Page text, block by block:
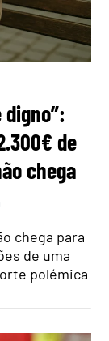
de
chega
chega para
de uma
polémica